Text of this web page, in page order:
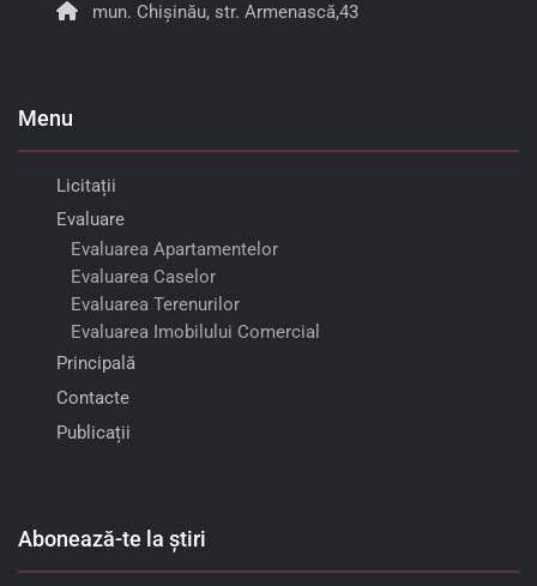
mun. Chișinău, str. Armenască,43
Menu
Licitații
Evaluare
Evaluarea Apartamentelor
Evaluarea Caselor
Evaluarea Terenurilor
Evaluarea Imobilului Comercial
Principală
Contacte
Publicații
Abonează-te la știri